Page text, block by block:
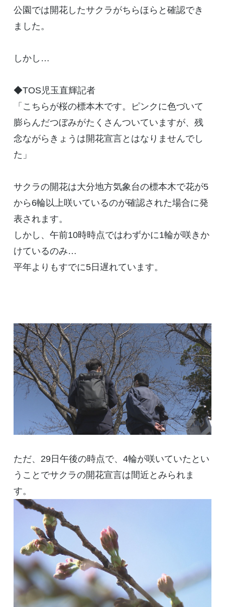
公園では開花したサクラがちらほらと確認でき
ました。
しかし…
◆TOS児玉直輝記者
「こちらが桜の標本木です。ピンクに色づいて
膨らんだつぼみがたくさんついていますが、残
念ながらきょうは開花宣言とはなりませんでし
た」
サクラの開花は大分地方気象台の標本木で花が5
から6輪以上咲いているのが確認された場合に発
表されます。
しかし、午前10時時点ではわずかに1輪が咲きか
けているのみ…
平年よりもすでに5日遅れています。
ただ、29日午後の時点で、4輪が咲いていたとい
うことでサクラの開花宣言は間近とみられま
す。